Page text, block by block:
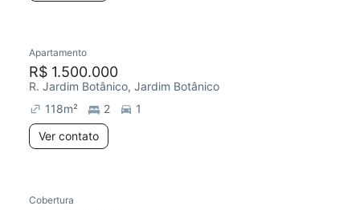
Apartamento
R$ 1.500.000
R. Jardim Botânico, Jardim Botânico
118m² 2
1
Ver contato
Cobertura